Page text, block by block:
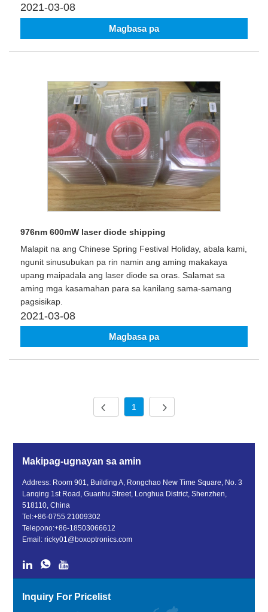
2021-03-08
Magbasa pa
976nm 600mW laser diode shipping
Malapit na ang Chinese Spring Festival Holiday, abala kami,
ngunit sinusubukan pa rin namin ang aming makakaya
upang maipadala ang laser diode sa oras. Salamat sa
aming mga kasamahan para sa kanilang sama-samang
pagsisikap.
2021-03-08
Magbasa pa
1
Makipag-ugnayan sa amin
Address: Room 901, Building A, Rongchao New Time Square, No. 3
Lanqing 1st Road, Guanhu Street, Longhua District, Shenzhen,
518110, China
Tel:+86-0755 21009302
Telepono:+86-18503066612
Email:ricky01@boxoptronics.com
Inquiry For Pricelist